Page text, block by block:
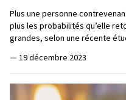
Plus une personne
plus les probabilités qu’elle
grandes, selon une récente
— 19 décembre 2023